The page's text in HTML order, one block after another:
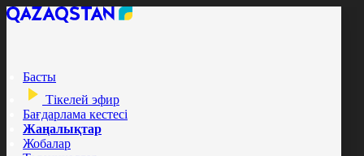
Басты
Тікелей эфир
Бағдарлама кестесі
Жаңалықтар
Жобалар